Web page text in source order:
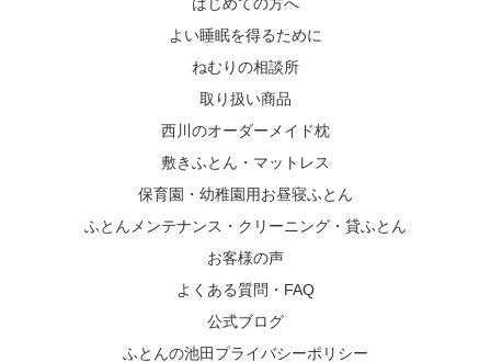
よい睡眠を得るために
ねむりの相談所
取り扱い商品
西川のオーダーメイド枕
敷きふとん・マットレス
保育園・幼稚園用お昼寝ふとん
ふとんメンテナンス・クリーニング・貸ふとん
お客様の声
よくある質問・FAQ
公式ブログ
ふとんの池田プライバシーポリシー